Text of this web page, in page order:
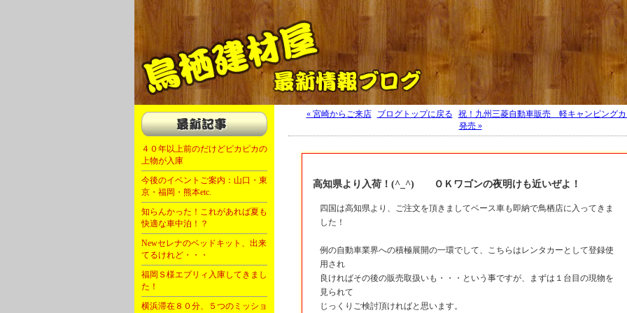
軽キャン 軽自動車 キャンピングカー 福岡 大川 OKワゴン キャンピングカー トスケンブログ 福岡トスケンブログ
４０年以上前のだけどピカピカの
上物が入庫
今後のイベントご案内：山口・東
京・福岡・熊本etc.
知らんかった！これがあれば夏も
快適な車中泊！？
Newセレナのベッドキット、出来
てるけれど・・・
福岡Ｓ様エブリィ入庫してきまし
た！
横浜滞在８０分、５つのミッショ
« 宮崎からご来店| ブログトップに戻る
祝！九州三菱自動車販売 軽キャンピング
発売 »
高知県より入荷！(^_^) ＯＫワゴンの夜明けも近いぜよ！
四国は高知県より、ご注文を頂きましてベース車も即納で鳥栖店に入ってきま
した！
例の自動車業界への積極展開の一環でして、こちらはレンタカーとして登録使
用され
良ければその後の販売取扱いも・・・という事ですが、まずは１台目の現物を
見られて
じっくりご検討頂ければと思います。